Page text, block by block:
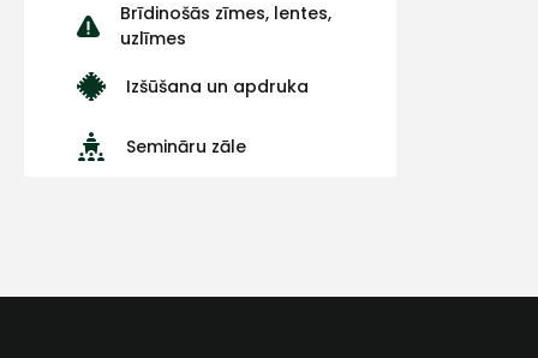
Brīdinošās zīmes, lentes,
uzlīmes
Izšūšana un apdruka
Semināru zāle